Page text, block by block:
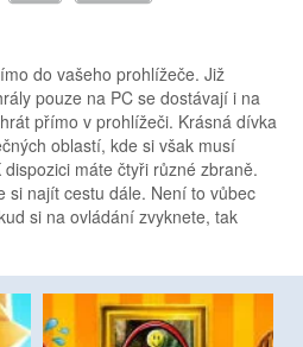
do vašeho prohlížeče. Již
pouze na PC se dostávají i na
přímo v prohlížeči. Krásná dívka
oblastí, kde si však musí
máte čtyři různé zbraně.
si najít cestu dále. Není to vůbec
si na ovládání zvyknete, tak